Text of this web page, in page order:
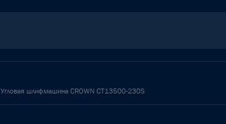
Угловая шлифмашина CROWN CT13500-230S